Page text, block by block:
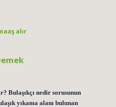
alır
Bulaşıkçı nedir sorusunun
yıkama alanı bulunan